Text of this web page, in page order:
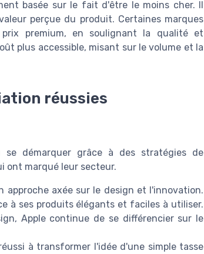
basée sur le fait d'être le moins cher. Il
perçue du produit. Certaines marques
premium, en soulignant la qualité et
plus accessible, misant sur le volume et la
réussies
démarquer grâce à des stratégies de
ont marqué leur secteur.
approche axée sur le design et l'innovation.
à ses produits élégants et faciles à utiliser.
Apple continue de se différencier sur le
à transformer l'idée d'une simple tasse